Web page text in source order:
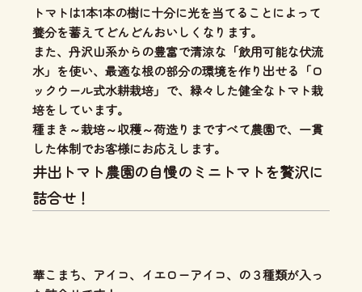
トマトは1本1本の樹に十分に光を当てることによって
養分を蓄えてどんどんおいしくなります。
また、丹沢山系からの豊富で清涼な「飲用可能な伏流
水」を使い、 最適な根の部分の環境を作り出せる「ロ
ックウール式水耕栽培」 で、緑々した健全なトマト栽
培をしています。
種まき～栽培～収穫～荷造りまですべて農園で、一貫
した体制でお客様にお応えします。
井出トマト農園の自慢のミニトマトを贅沢に
詰合せ！
華こまち、アイコ、イエローアイコ、の３種類が入っ